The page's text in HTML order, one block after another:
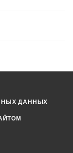
ДАННЫХ